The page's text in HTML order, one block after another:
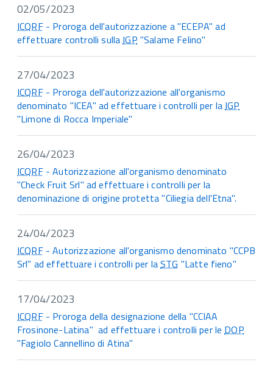
02/05/2023
ICQRF- Proroga dell'autorizzazione a "ECEPA" ad
effettuare controlli sullaIGP "Salame Felino"
27/04/2023
ICQRF- Proroga dell'autorizzazione all'organismo
denominato "ICEA" ad effettuare i controlli per laIGP
"Limone di Rocca Imperiale"
26/04/2023
ICQRF- Autorizzazione all'organismo denominato
"Check Fruit Srl" ad effettuare i controlli per la
denominazione di origine protetta "Ciliegia dell'Etna".
24/04/2023
ICQRF- Autorizzazione all'organismo denominato "CCPB
Srl" ad effettuare i controlli per laSTG "Latte fieno"
17/04/2023
ICQRF- Proroga della designazione della "CCIAA
Frosinone-Latina" ad effettuare i controlli per leDOP
"Fagiolo Cannellino di Atina"